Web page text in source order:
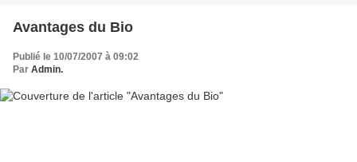
Avantages du Bio
Publié le 10/07/2007 à 09:02
Par Admin.